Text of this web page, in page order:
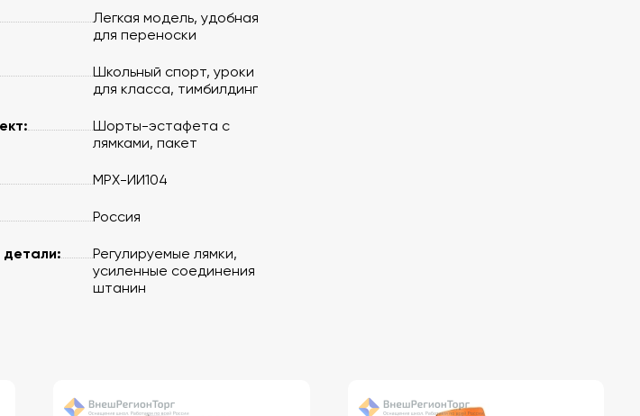
Легкая модель, удобная
для переноски
Школьный спорт, уроки
для класса, тимбилдинг
Шорты-эстафета с
лямками, пакет
МРХ-ИИ104
Россия
Регулируемые лямки,
усиленные соединения
штанин